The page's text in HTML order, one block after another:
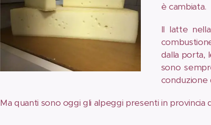
è cambiata.
Il latte
dalla porta,
sono
conduzione
Ma quanti sono oggi gli alpeggi presenti in provincia